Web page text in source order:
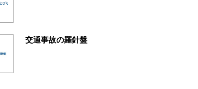
交通事故の羅針盤